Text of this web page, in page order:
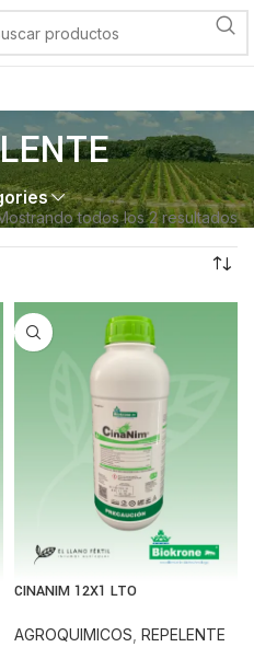
todos los 2 resultados
CINANIM 12X1 LTO
AGROQUIMICOS REPELENTE